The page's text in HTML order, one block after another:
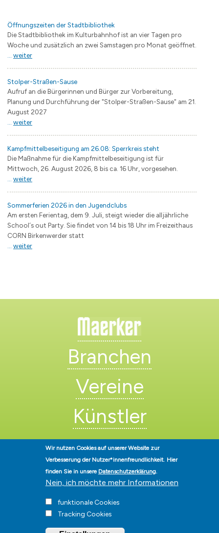
Öffnungszeiten der Stadtbibliothek
Die Stadtbibliothek im Kulturbahnhof ist an vier Tagen pro
Woche und zusätzlich an zwei Samstagen pro Monat geöffnet.
weiter
Stolper-Straßen-Sause
Aufruf an die Bürgerinnen und Bürger zur Vorbereitung,
Planung und Durchführung der "Stolper-Straßen-Sause" am 21.
August 2027
weiter
Kampfmittelbeseitigung am 26.08: Sperrkreis steht
Die Maßnahme für die Kampfmittelbeseitigung ist für
Mittwoch, 26. August 2026, 8 bis ca. 16 Uhr, vorgesehen.
weiter
Sommerferien 2026 in den Jugendclubs
Am ersten Ferientag, dem 9. Juli, steigt wieder die alljährliche
School´s out Party. Sie findet von 14 bis 18 Uhr im Freizeithaus
CORN Birkenwerder statt
weiter
Branchen
Vereine
Künstler
Neuendorf • Telefon 03303-528-0• E-Mail:
Presse
© Hohen-Neuendorf.de, Alle Rechte vorbehalten - Vervielfältigung nur
mit unserer Genehmigung
Wir nutzen Cookies auf unserer Website zur
Verbesserung der Nutzer*innenfreundlichkeit. Hier
finden Sie in unsere Datenschutzerklärung.
Nein, ich möchte mehr Informationen
funktionale Cookies
Tracking Cookies